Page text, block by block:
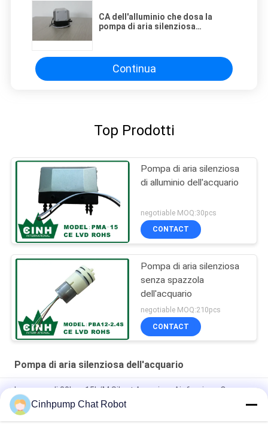
CA dell'alluminio che dosa la
pompa di aria silenziosa
Continua
Top Prodotti
Pompa di aria silenziosa
di alluminio dell'acquario
negotiable MOQ:30pcs
CONTACT
Pompa di aria silenziosa
senza spazzola
dell'acquario
negotiable MOQ:210pcs
CONTACT
Pompa di aria silenziosa dell'acquario
la pompa di 30kpa 15L/M Silent Aquarium Air fornisce Oxgen
per il pesce
pompa di aria silenziosa dell'acquario 12V
Cinhpump Chat Robot